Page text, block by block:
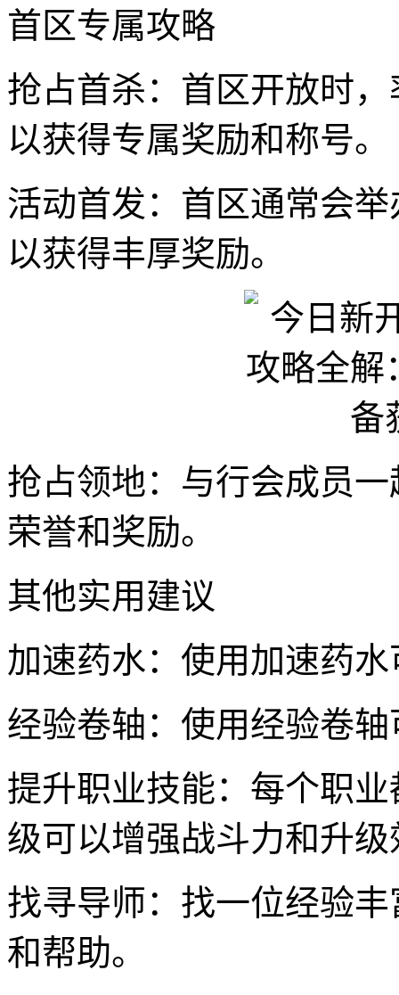
首区专属攻略
抢占首杀：首区开放时
以获得专属奖励和称号。
活动首发：首区通常会
以获得丰厚奖励。
抢占领地：与行会成员
荣誉和奖励。
其他实用建议
加速药水：使用加速药
经验卷轴：使用经验卷
提升职业技能：每个职
级可以增强战斗力和升级
找寻导师：找一位经验
和帮助。